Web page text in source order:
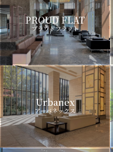
PROUD FLAT
プラウドフラット
Urbanex
アーバネックス